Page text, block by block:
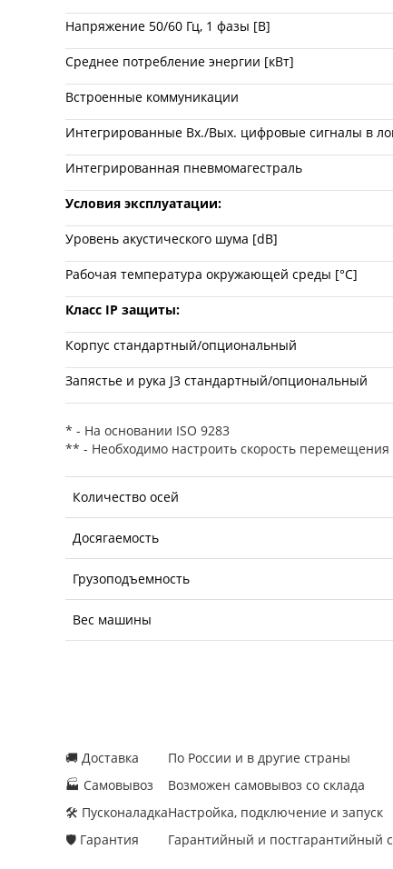
Напряжение 50/60 Гц, 1 фазы [В]
Среднее потребление энергии [кВт]
Встроенные коммуникации
Интегрированные Вх./Вых. цифровые сигналы в
Интегрированная пневмомагестраль
Условия эксплуатации:
Уровень акустического шума [dB]
Рабочая температура окружающей среды [°C]
Класс IP защиты:
Корпус стандартный/опциональный
Запястье и рука J3 стандартный/опциональный
* - На основании ISO 9283
** - Необходимо настроить скорость перемещения
Количество осей
Досягаемость
Грузоподъемность
Вес машины
🚚 Доставка
🏭 Самовывоз
🛠 Пусконаладка
🛡 Гарантия
По России и в другие страны
Возможен самовывоз со склада
Настройка, подключение и запуск
Гарантийный и постгарантийный